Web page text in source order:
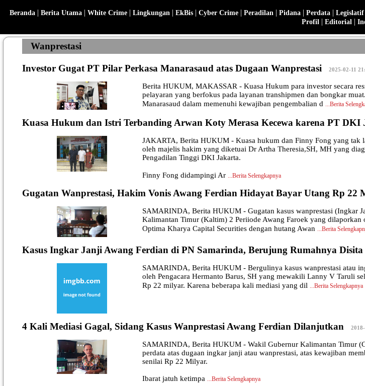
Beranda | Berita Utama | White Crime | Lingkungan | EkBis | Cyber Crime | Peradilan | Pidana | Perdata | Legislatif
Profil | Editorial |
Wanprestasi
Investor Gugat PT Pilar Perkasa Manarasaud atas Dugaan Wanprestasi 2025-02-11
Berita HUKUM, MAKASSAR - Kuasa Hukum para investor secara
pelayaran yang berfokus pada layanan transhipmen dan bongkar
Manarasaud dalam memenuhi kewajiban pengembalian d ...Berita
Kuasa Hukum dan Istri Terbanding Arwan Koty Merasa Kecewa karena PT DKI
JAKARTA, Berita HUKUM - Kuasa hukum dan Finny Fong yang tak
oleh majelis hakim yang diketuai Dr Artha Theresia,SH, MH yang
Pengadilan Tinggi DKI Jakarta.
Finny Fong didampingi Ar ...Berita Selengkapnya
Gugatan Wanprestasi, Hakim Vonis Awang Ferdian Hidayat Bayar Utang Rp 22
SAMARINDA, Berita HUKUM - Gugatan kasus wanprestasi (Ingkar
Kalimantan Timur (Kaltim) 2 Periiode Awang Faroek yang
Optima Kharya Capital Securities dengan hutang Awan ...Berita
Kasus Ingkar Janji Awang Ferdian di PN Samarinda, Berujung Rumahnya Disita
SAMARINDA, Berita HUKUM - Bergulinya kasus wanprestasi atau
oleh Pengacara Hermanto Barus, SH yang mewakili Lanny V Taruli
Rp 22 milyar. Karena beberapa kali mediasi yang dil ...Berita Selengkapnya
4 Kali Mediasi Gagal, Sidang Kasus Wanprestasi Awang Ferdian Dilanjutkan
SAMARINDA, Berita HUKUM - Wakil Gubernur Kalimantan Timur
perdata atas dugaan ingkar janji atau wanprestasi, atas kewajiban
senilai Rp 22 Milyar.
Ibarat jatuh ketimpa ...Berita Selengkapnya